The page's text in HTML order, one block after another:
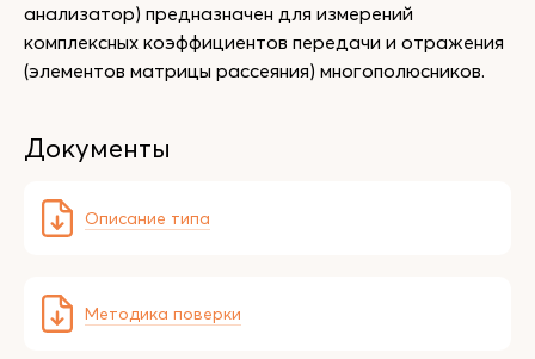
анализатор) предназначен для измерений
комплексных коэффициентов передачи и отражения
(элементов матрицы рассеяния) многополюсников.
Документы
Описание типа
Методика поверки